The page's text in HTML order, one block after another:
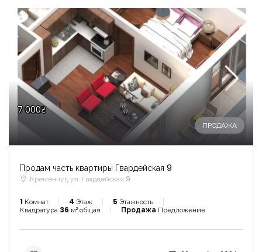
7 000₴
ПРОДАЖА
Продам часть квартиры Гвардейская 9
Кременчуг, ул. Гвардейская 9
1 Комнат 4 Этаж 5 Этажность
Квадратура 36 м² общая Продажа Предложение